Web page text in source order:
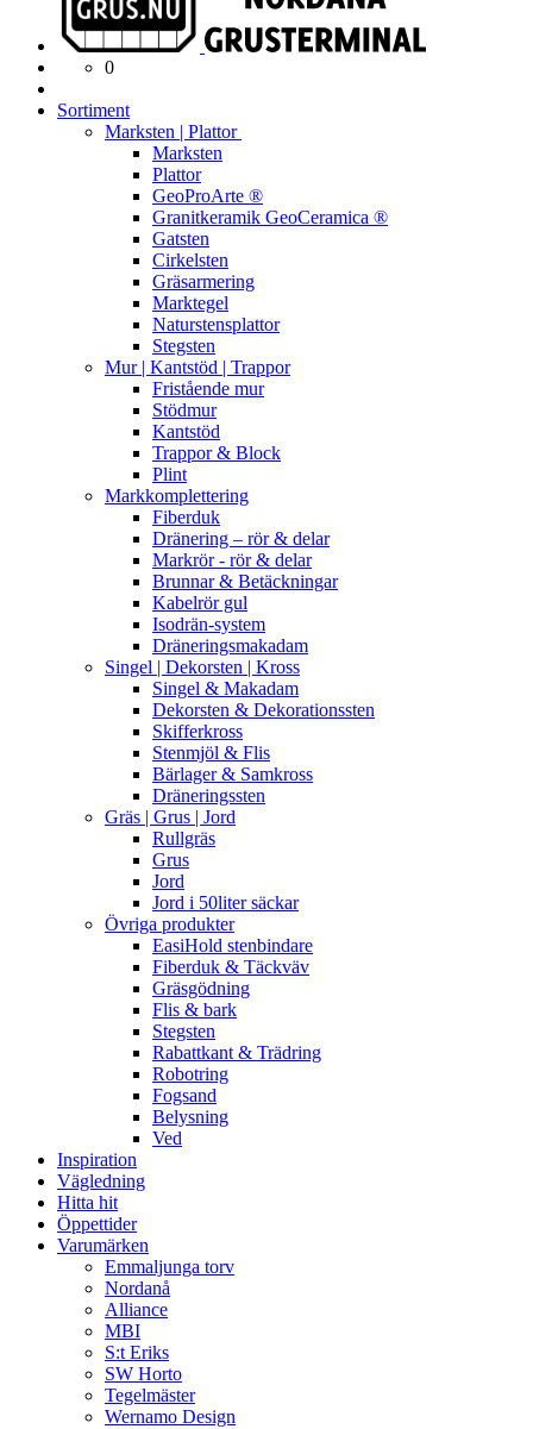
0
Sortiment
Marksten | Plattor
Marksten
Plattor
GeoProArte ®
Granitkeramik GeoCeramica ®
Gatsten
Cirkelsten
Gräsarmering
Marktegel
Naturstensplattor
Stegsten
Mur | Kantstöd | Trappor
Fristående mur
Stödmur
Kantstöd
Trappor & Block
Plint
Markkomplettering
Fiberduk
Dränering – rör & delar
Markrör - rör & delar
Brunnar & Betäckningar
Kabelrör gul
Isodrän-system
Dräneringsmakadam
Singel | Dekorsten | Kross
Singel & Makadam
Dekorsten & Dekorationssten
Skifferkross
Stenmjöl & Flis
Bärlager & Samkross
Dräneringssten
Gräs | Grus | Jord
Rullgräs
Grus
Jord
Jord i 50liter säckar
Övriga produkter
EasiHold stenbindare
Fiberduk & Täckväv
Gräsgödning
Flis & bark
Stegsten
Rabattkant & Trädring
Robotring
Fogsand
Belysning
Ved
Inspiration
Vägledning
Hitta hit
Öppettider
Varumärken
Emmaljunga torv
Nordanå
Alliance
MBI
S:t Eriks
SW Horto
Tegelmäster
Wernamo Design